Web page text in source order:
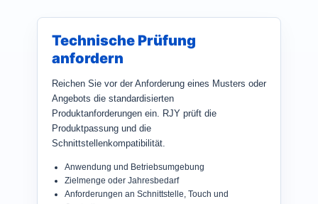
Technische Prüfung
anfordern
Reichen Sie vor der Anforderung eines Musters oder
Angebots die standardisierten
Produktanforderungen ein. RJY prüft die
Produktpassung und die
Schnittstellenkompatibilität.
Anwendung und Betriebsumgebung
Zielmenge oder Jahresbedarf
Anforderungen an Schnittstelle, Touch und